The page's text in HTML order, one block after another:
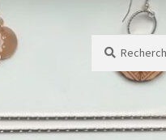
pour :